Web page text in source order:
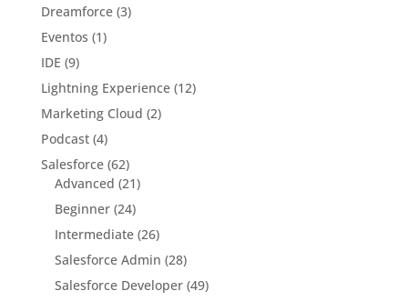
Dreamforce(3)
Eventos (1)
IDE (9)
Lightning Experience(12)
Marketing Cloud (2)
Podcast(4)
Salesforce(62)
Advanced (21)
Beginner(24)
Intermediate(26)
Salesforce Admin (28)
Salesforce Developer(49)